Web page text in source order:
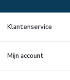
Klantenservice
Mijn account